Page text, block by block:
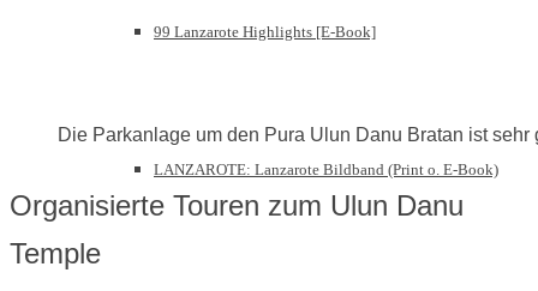
99 Lanzarote Highlights [E-Book]
LANZAROTE: Lanzarote Bildband (Print o. E-Book)
Die Parkanlage um den Pura Ulun Danu Bratan ist sehr
Organisierte Touren zum Ulun Danu
Temple